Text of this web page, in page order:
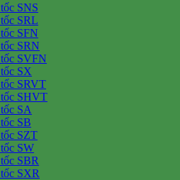
SNS
SRL
SFN
SRN
SVFN
SX
SRVT
SHVT
SA
SB
SZT
SW
SBR
SXR